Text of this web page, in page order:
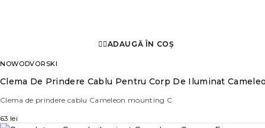
ADAUGĂ ÎN COȘ
NOWODVORSKI
Clema De Prindere Cablu Pentru Corp De Iluminat
Clema de prindere cablu Cameleon mounting C
63 lei